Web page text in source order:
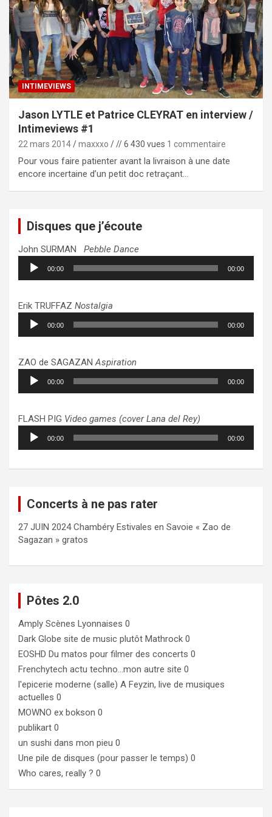
INTIMEVIEWS
Jason LYTLE et Patrice CLEYRAT en interview /
Intimeviews #1
22 mars 2014 maxxxo // 6 430 vues 1 commentaire
Pour vous faire patienter avant la livraison à une date
encore incertaine d’un petit doc retraçant…
Disques que j’écoute
John SURMAN Pebble Dance
Lecteur
audio
00:00 00:00
Erik TRUFFAZ Nostalgia
Lecteur
audio
00:00 00:00
ZAO de SAGAZANAspiration
Lecteur
audio
00:00 00:00
FLASH PIG Video games (cover Lana del Rey)
Lecteur
audio
00:00 00:00
Concerts à ne pas rater
27 JUIN 2024 Chambéry Estivales en Savoie « Zao de
Sagazan » gratos
Pôtes 2.0
Amply Scènes Lyonnaises 0
Dark Globe site de music plutôt Mathrock 0
EOSHD Du matos pour filmer des concerts 0
Frenchytech actu techno…mon autre site 0
l'epicerie moderne (salle) A Feyzin, live de musiques
actuelles 0
MOWNO ex bokson 0
publikart 0
un sushi dans mon pieu 0
Une pile de disques (pour passer le temps) 0
Who cares, really ? 0